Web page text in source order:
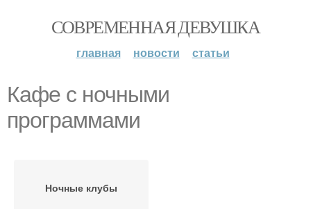
СОВРЕМЕННАЯ ДЕВУШКА
главная новости статьи
Кафе с ночными
программами
Ночные клубы